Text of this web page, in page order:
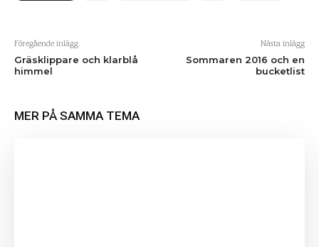
Föregående inlägg
Gräsklippare och klarblå
himmel
Nästa inlägg
Sommaren 2016 och en
bucketlist
MER PÅ SAMMA TEMA